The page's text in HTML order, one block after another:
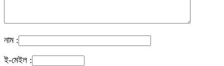
নাম :
ই-মেইল :